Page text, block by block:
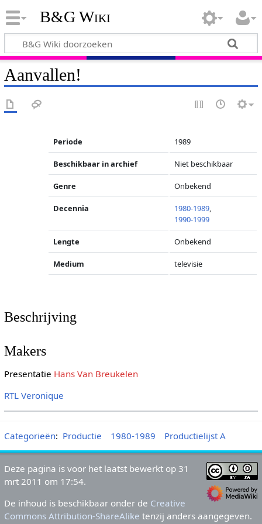
B&G Wiki
Aanvallen!
Periode 1989
Beschikbaar in archief Niet beschikbaar
Genre Onbekend
Decennia 1980-1989,
1990-1999
Lengte Onbekend
Medium televisie
Beschrijving
Makers
Presentatie Hans Van Breukelen
RTL Veronique
Categorieën: Productie 1980-1989 Productielijst A
Deze pagina is voor het laatst bewerkt op 31
mrt 2011 om 17:54.
De inhoud is beschikbaar onder de Creative
Commons Attribution-ShareAlike tenzij anders aangegeven.